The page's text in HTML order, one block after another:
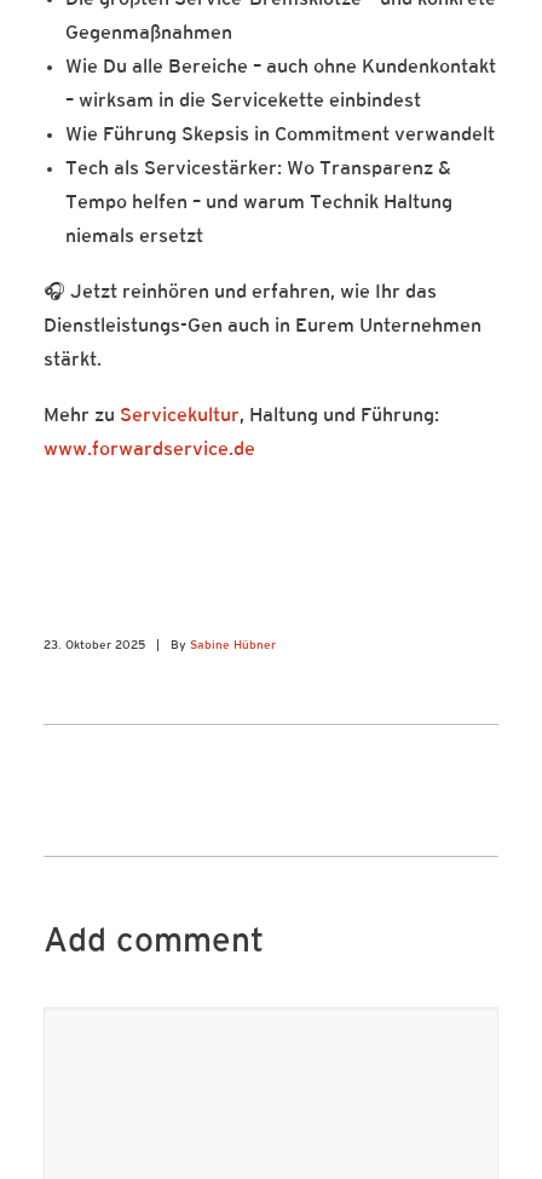
Gegenmaßnahmen
Wie Du alle Bereiche – auch ohne Kundenkontakt
– wirksam in die Servicekette einbindest
Wie Führung Skepsis in Commitment verwandelt
Tech als Servicestärker: Wo Transparenz &
Tempo helfen – und warum Technik Haltung
niemals ersetzt
🎧 Jetzt reinhören und erfahren, wie Ihr das
Dienstleistungs-Gen auch in Eurem Unternehmen
stärkt.
Mehr zu Servicekultur, Haltung und Führung:
www.forwardservice.de
23. Oktober 2025 By Sabine Hübner
Add comment